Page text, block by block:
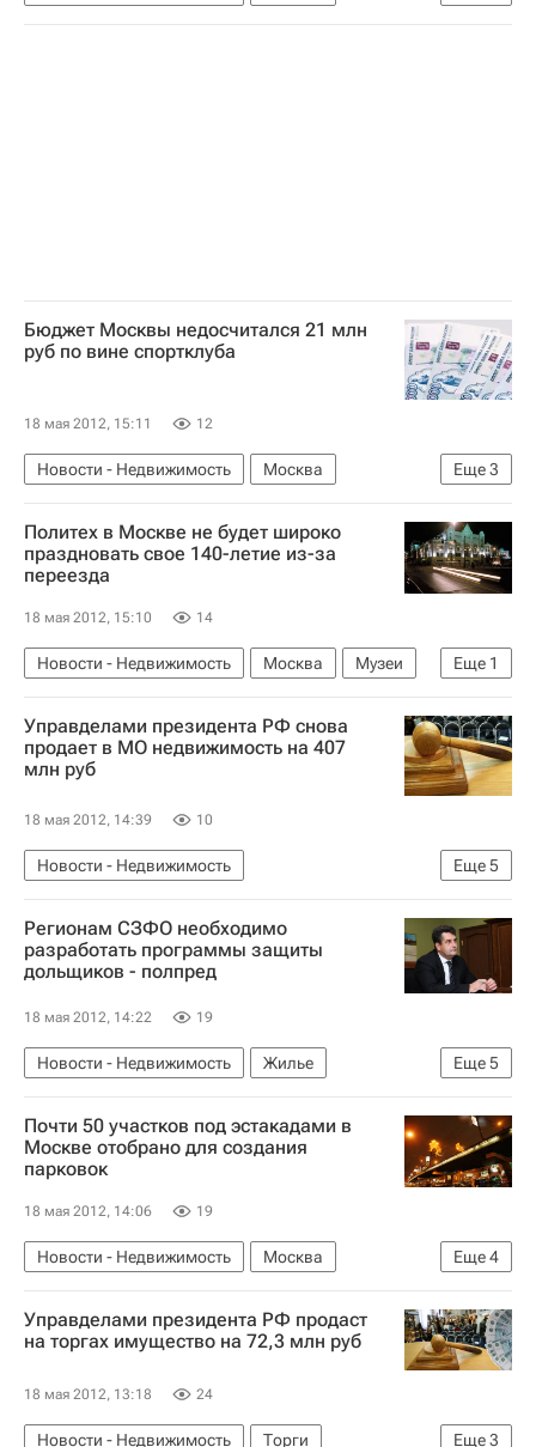
Госзакупки Россия
Бюджет Москвы недосчитался 21 млн
руб по вине спортклуба
18 мая 2012, 15:11 12
Еще3
Новости - Недвижимость
Москва
Строительство
Спортивные объекты
Россия
Политех в Москве не будет широко
праздновать свое 140-летие из-за
переезда
18 мая 2012, 15:10 14
Еще 1
Новости - Недвижимость Москва
Музеи
Россия
Управделами президента РФ снова
продает в МО недвижимость на 407
млн руб
18 мая 2012, 14:39 10
Еще5
Новости - Недвижимость
Управделами президента
Недвижимость
Аукцион
Московская область (Подмосковье)
Россия
Регионам СЗФО необходимо
разработать программы защиты
дольщиков - полпред
18 мая 2012, 14:22 19
Еще5
Новости - Недвижимость
Жилье
Дольщики
Строительство
СЗФО
Обманутые дольщики в России
Россия
Почти 50 участков под эстакадами в
Москве отобрано для создания
парковок
18 мая 2012, 14:06 19
Еще4
Новости - Недвижимость
Москва
Парковка
Инфраструктура
Развитие парковочного пространства в Москве
Управделами президента РФ продаст
на торгах имущество на 72,3 млн руб
18 мая 2012, 13:18 24
Еще3
Новости - Недвижимость
Торги